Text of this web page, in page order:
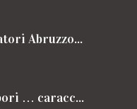
Assopanificatori Abruzzo e Molise insieme per il Cammino
Pillole di sapori … caracciolini